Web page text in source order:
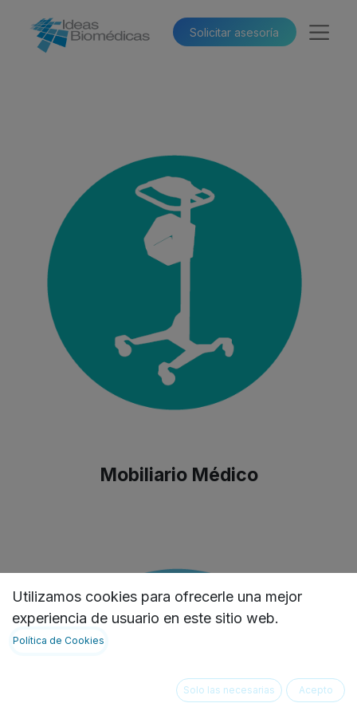
Solicitar asesoría​​
Mobiliario Médico
Utilizamos cookies para ofrecerle una mejor
experiencia de usuario en este sitio web.
Política de Cookies
Solo las necesarias Acepto